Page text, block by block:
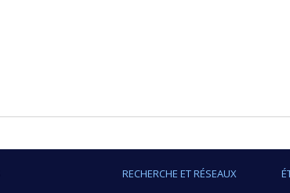
RECHERCHE ET RÉSEAUX